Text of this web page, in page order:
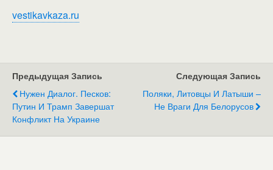
vestikavkaza.ru
Предыдущая Запись
Нужен Диалог. Песков:
Путин И Трамп Завершат
Конфликт На Украине
Следующая Запись
Поляки, Литовцы И Латыши –
Не Враги Для Белорусов